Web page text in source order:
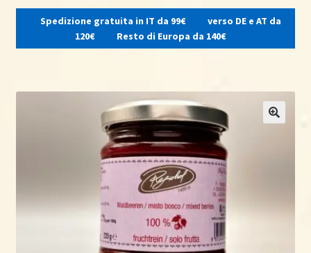
il
menu
child
Osteria del contadino
Spedizione gratuita in IT da 99€
verso DE e AT da
120€
Resto di Europa da 140€